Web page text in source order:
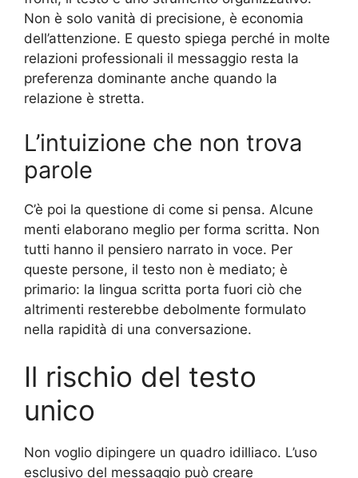
Non è solo vanità di precisione, è economia
dell’attenzione. E questo spiega perché in molte
relazioni professionali il messaggio resta la
preferenza dominante anche quando la
relazione è stretta.
L’intuizione che non trova
parole
C’è poi la questione di come si pensa. Alcune
menti elaborano meglio per forma scritta. Non
tutti hanno il pensiero narrato in voce. Per
queste persone, il testo non è mediato; è
primario: la lingua scritta porta fuori ciò che
altrimenti resterebbe debolmente formulato
nella rapidità di una conversazione.
Il rischio del testo
unico
Non voglio dipingere un quadro idilliaco. L’uso
esclusivo del messaggio può creare